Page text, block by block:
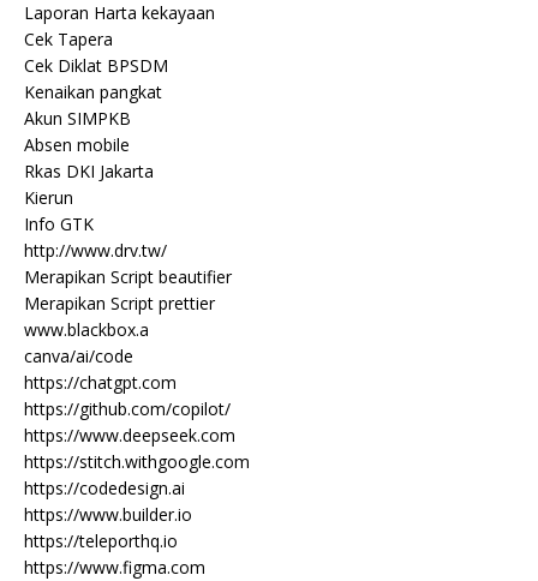
Laporan Harta kekayaan
Cek Tapera
Cek Diklat BPSDM
Kenaikan pangkat
Akun SIMPKB
Absen mobile
Rkas DKI Jakarta
Kierun
Info GTK
http://www.drv.tw/
Merapikan Script beautifier
Merapikan Script prettier
www.blackbox.a
canva/ai/code
https://chatgpt.com
https://github.com/copilot/
https://www.deepseek.com
https://stitch.withgoogle.com
https://codedesign.ai
https://www.builder.io
https://teleporthq.io
https://www.figma.com